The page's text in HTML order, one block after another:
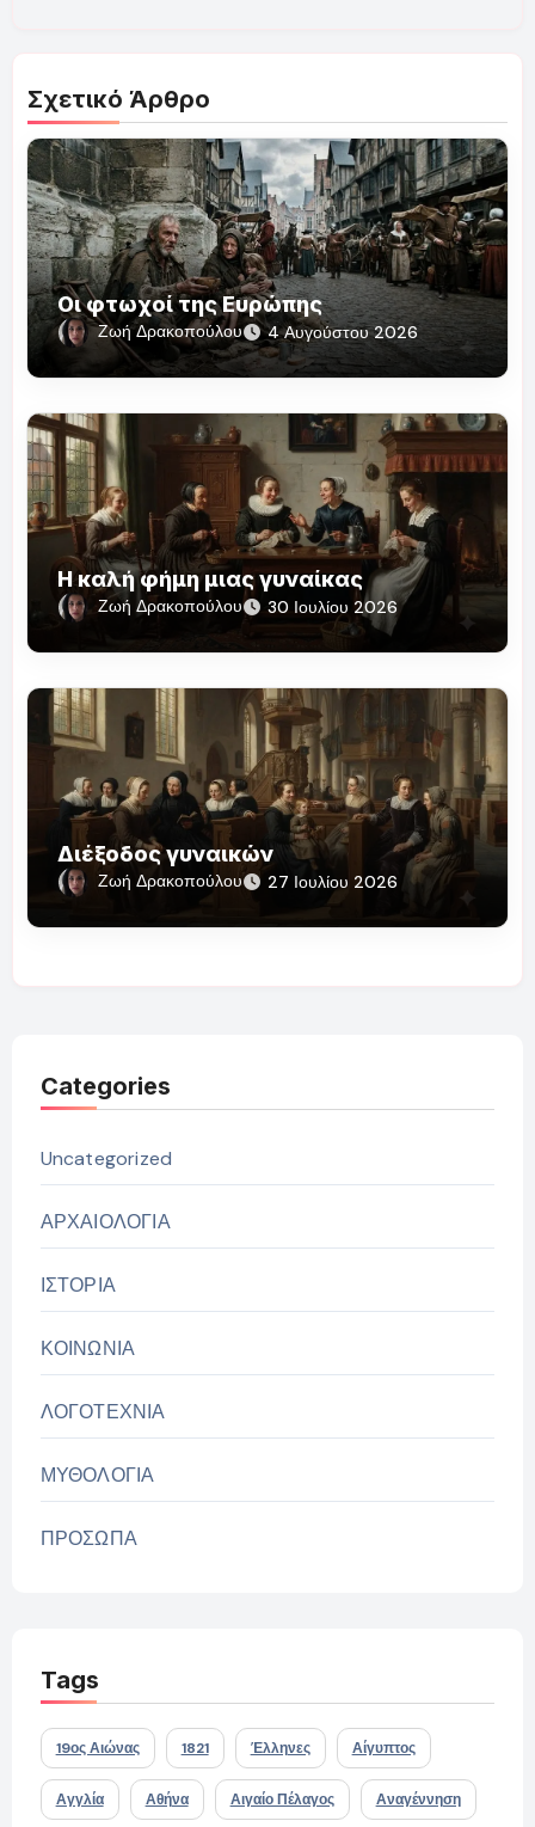
Σχετικό Άρθρο
Οι φτωχοί της Ευρώπης
Ζωή Δρακοπούλου 4 Αυγούστου 2026
Η καλή φήμη μιας γυναίκας
Ζωή Δρακοπούλου 30 Ιουλίου 2026
Διέξοδος γυναικών
Ζωή Δρακοπούλου 27 Ιουλίου 2026
Categories
Uncategorized
ΑΡΧΑΙΟΛΟΓΙΑ
ΙΣΤΟΡΙΑ
ΚΟΙΝΩΝΙΑ
ΛΟΓΟΤΕΧΝΙΑ
ΜΥΘΟΛΟΓΙΑ
ΠΡΟΣΩΠΑ
Tags
19ος Αιώνας 1821 Έλληνες Αίγυπτος
Αγγλία Αθήνα Αιγαίο Πέλαγος Αναγέννηση